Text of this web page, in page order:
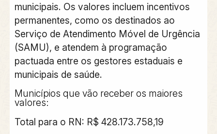
municipais. Os valores incluem incentivos
permanentes, como os destinados ao
Serviço de Atendimento Móvel de Urgência
(SAMU), e atendem à programação
pactuada entre os gestores estaduais e
municipais de saúde.
Municípios que vão receber os maiores
valores:
Total para o RN: R$ 428.173.758,19